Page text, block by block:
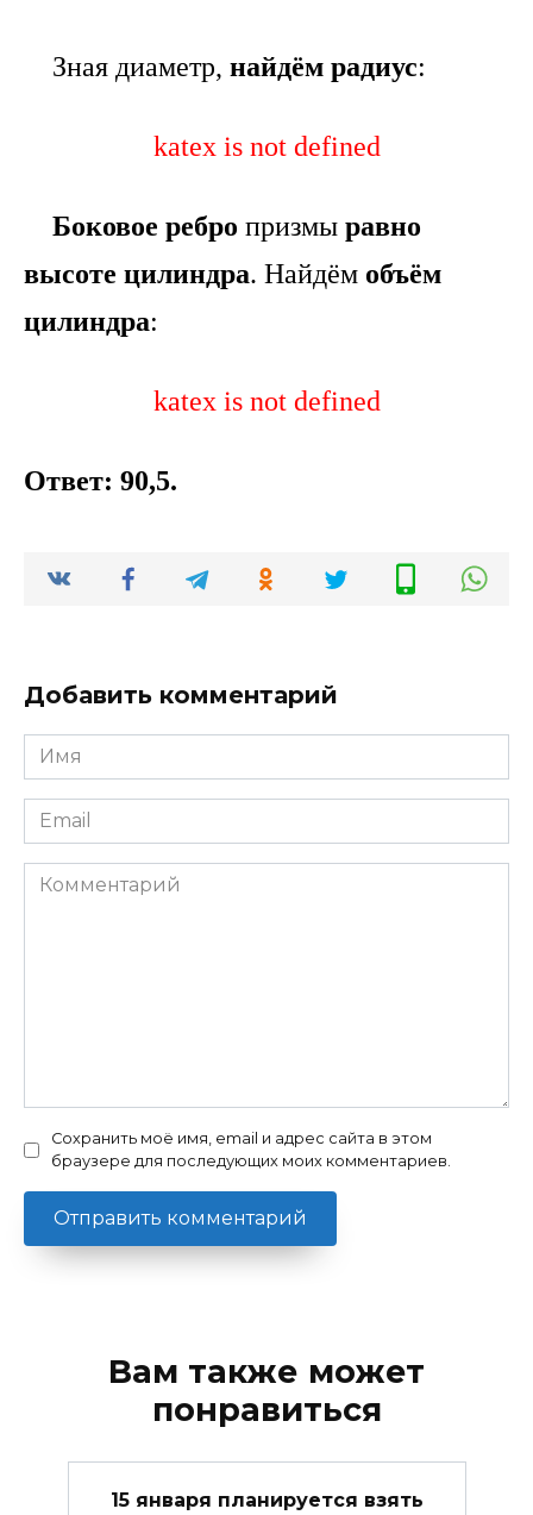
Зная диаметр, найдём радиус:
katex is not defined
Боковое ребро призмы равно
высоте цилиндра. Найдём объём
цилиндра:
katex is not defined
Ответ: 90,5.
Добавить комментарий
Имя
*
Email
*
Комментарий
Сохранить моё имя, email и адрес сайта в этом
браузере для последующих моих комментариев.
Вам также может
понравиться
15 января планируется взять